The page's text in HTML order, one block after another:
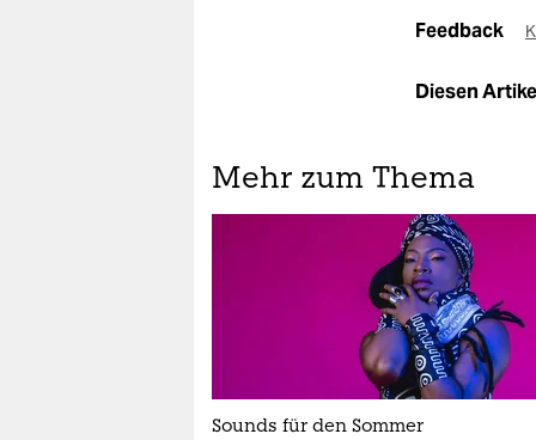
Feedback
Diesen
Mehr zum Thema
Sounds für den Sommer